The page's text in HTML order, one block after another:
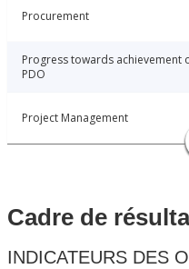
Procurement
Progress towards achievement
PDO
Project Management
Cadre de
INDICATEURS DES